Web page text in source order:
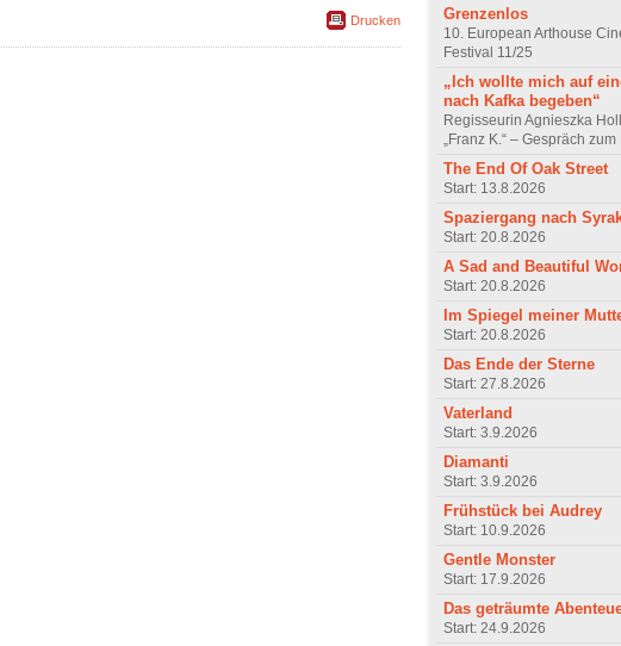
Drucken Grenzenlos
10. European Arthouse
Festival 11/25
„Ich wollte mich auf
nach Kafka begeben“
Regisseurin Agnieszka
„Franz K.“ – Gespräch
The End Of Oak Street
Start: 13.8.2026
Spaziergang nach
Start: 20.8.2026
A Sad and Beautiful
Start: 20.8.2026
Im Spiegel meiner
Start: 20.8.2026
Das Ende der Sterne
Start: 27.8.2026
Vaterland
Start: 3.9.2026
Diamanti
Start: 3.9.2026
Frühstück bei Audrey
Start: 10.9.2026
Gentle Monster
Start: 17.9.2026
Das geträumte
Start: 24.9.2026